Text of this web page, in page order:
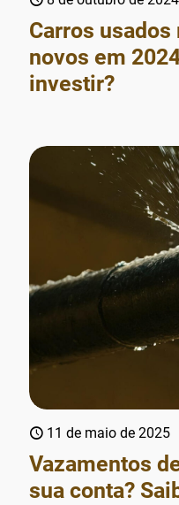
Carros
novos em
investir?
11 de maio de 2025
Vazamentos
sua conta?